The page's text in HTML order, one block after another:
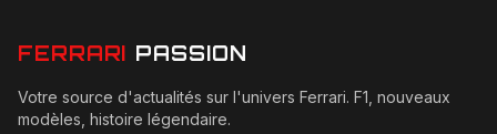
FERRARI PASSION
Votre source d'actualités sur l'univers Ferrari. F1, nouveaux
modèles, histoire légendaire.